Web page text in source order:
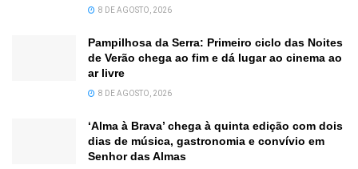
8 DE AGOSTO, 2026
Pampilhosa da Serra: Primeiro ciclo das Noites
de Verão chega ao fim e dá lugar ao cinema ao
ar livre
8 DE AGOSTO, 2026
‘Alma à Brava’ chega à quinta edição com dois
dias de música, gastronomia e convívio em
Senhor das Almas